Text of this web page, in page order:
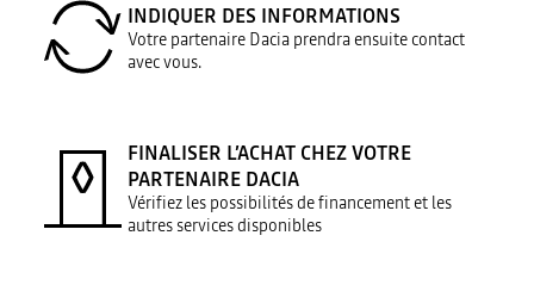
INDIQUER DES INFORMATIONS
Votre partenaire Dacia prendra ensuite contact
avec vous.
FINALISER L’ACHAT CHEZ VOTRE
PARTENAIRE DACIA
Vérifiez les possibilités de financement et les
autres services disponibles